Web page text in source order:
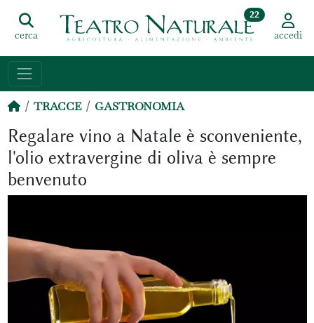
cerca
22
accedi
TRACCE GASTRONOMIA
Regalare vino a Natale è sconveniente,
l'olio extravergine di oliva è sempre
benvenuto